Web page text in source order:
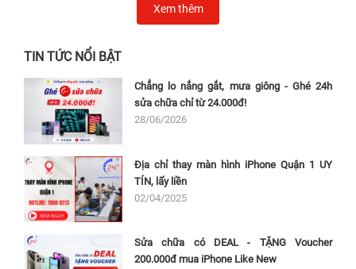
Xem thêm
TIN TỨC NỔI BẬT
Chẳng lo nắng gắt, mưa giông - Ghé 24h
sửa chữa chỉ từ 24.000đ!
28/06/2026
Địa chỉ thay màn hình iPhone Quận 1 UY
TÍN, lấy liền
02/04/2025
Sửa chữa có DEAL - TẶNG Voucher
200.000đ mua iPhone Like New